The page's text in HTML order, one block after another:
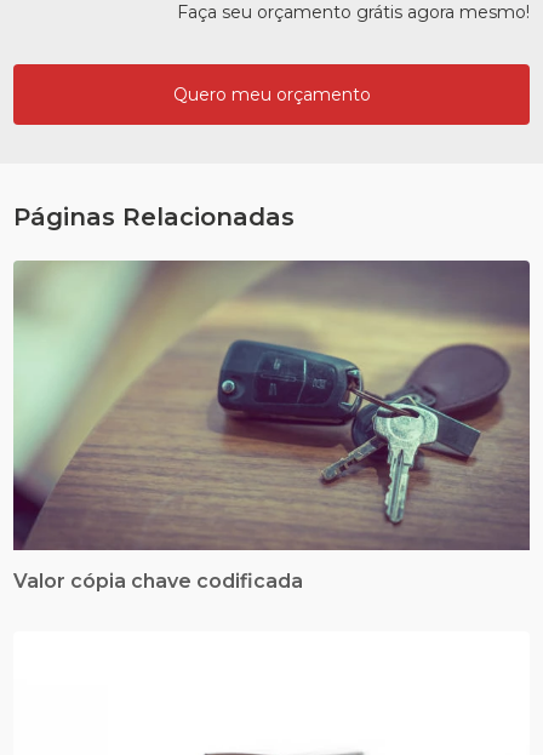
Faça seu orçamento grátis agora mesmo!
Quero meu orçamento
Páginas Relacionadas
Valor cópia chave codificada